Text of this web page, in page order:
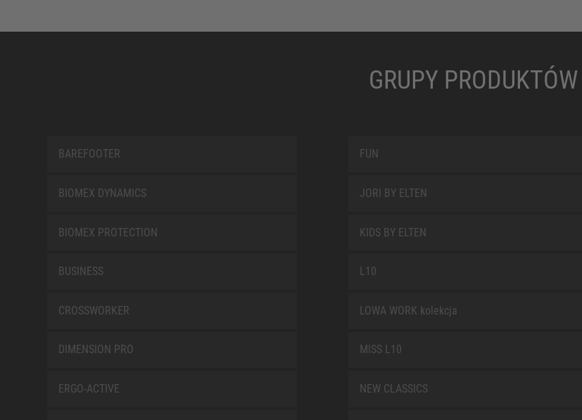
GRUPY PRODUKTÓW
BAREFOOTER
BIOMEX DYNAMICS
BIOMEX PROTECTION
BUSINESS
CROSSWORKER
DIMENSION PRO
ERGO-ACTIVE
FUN
JORI BY ELTEN
KIDS BY ELTEN
L10
LOWA WORK kolekcja
MISS L10
NEW CLASSICS